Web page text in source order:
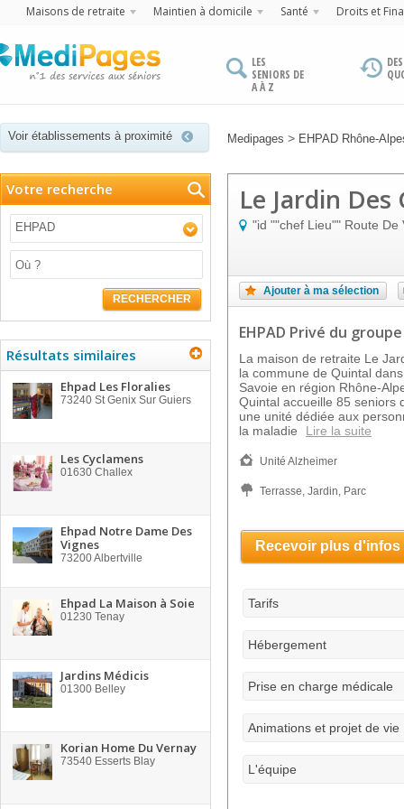
Maisons de retraite Maintien à domicile Santé Droits et
LES
SENIORS DE
A À Z
Voir établissements à proximité Medipages > EHPAD Rhône-
Votre recherche
EHPAD
RECHERCHER
Résultats similaires
Ehpad Les Floralies
73240 St Genix Sur Guiers
Les Cyclamens
01630 Challex
Ehpad Notre Dame Des
Vignes
73200Albertville
Ehpad La Maison à Soie
01230 Tenay
Jardins Médicis
01300 Belley
Korian Home Du Vernay
73540 Esserts Blay
Le Jardin Des
"id ""chef Lieu"" Route De
Ajouter à ma sélection
EHPAD Privé du groupe
La maison de retraite Le
la commune de Quintal
Savoie en région Rhône-
Quintal accueille 85 seniors
une unité dédiée aux
la maladie
Lire la suite
Unité Alzheimer
Terrasse, Jardin, Parc
Recevoir plus d'infos
Tarifs
Hébergement
Prise en charge médicale
Animations et projet de vie
L'équipe